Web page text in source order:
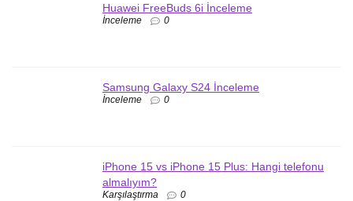
Huawei FreeBuds 6i İnceleme
İnceleme 0
Samsung Galaxy S24 İnceleme
İnceleme 0
iPhone 15 vs iPhone 15 Plus: Hangi telefonu
almalıyım?
Karşılaştırma 0